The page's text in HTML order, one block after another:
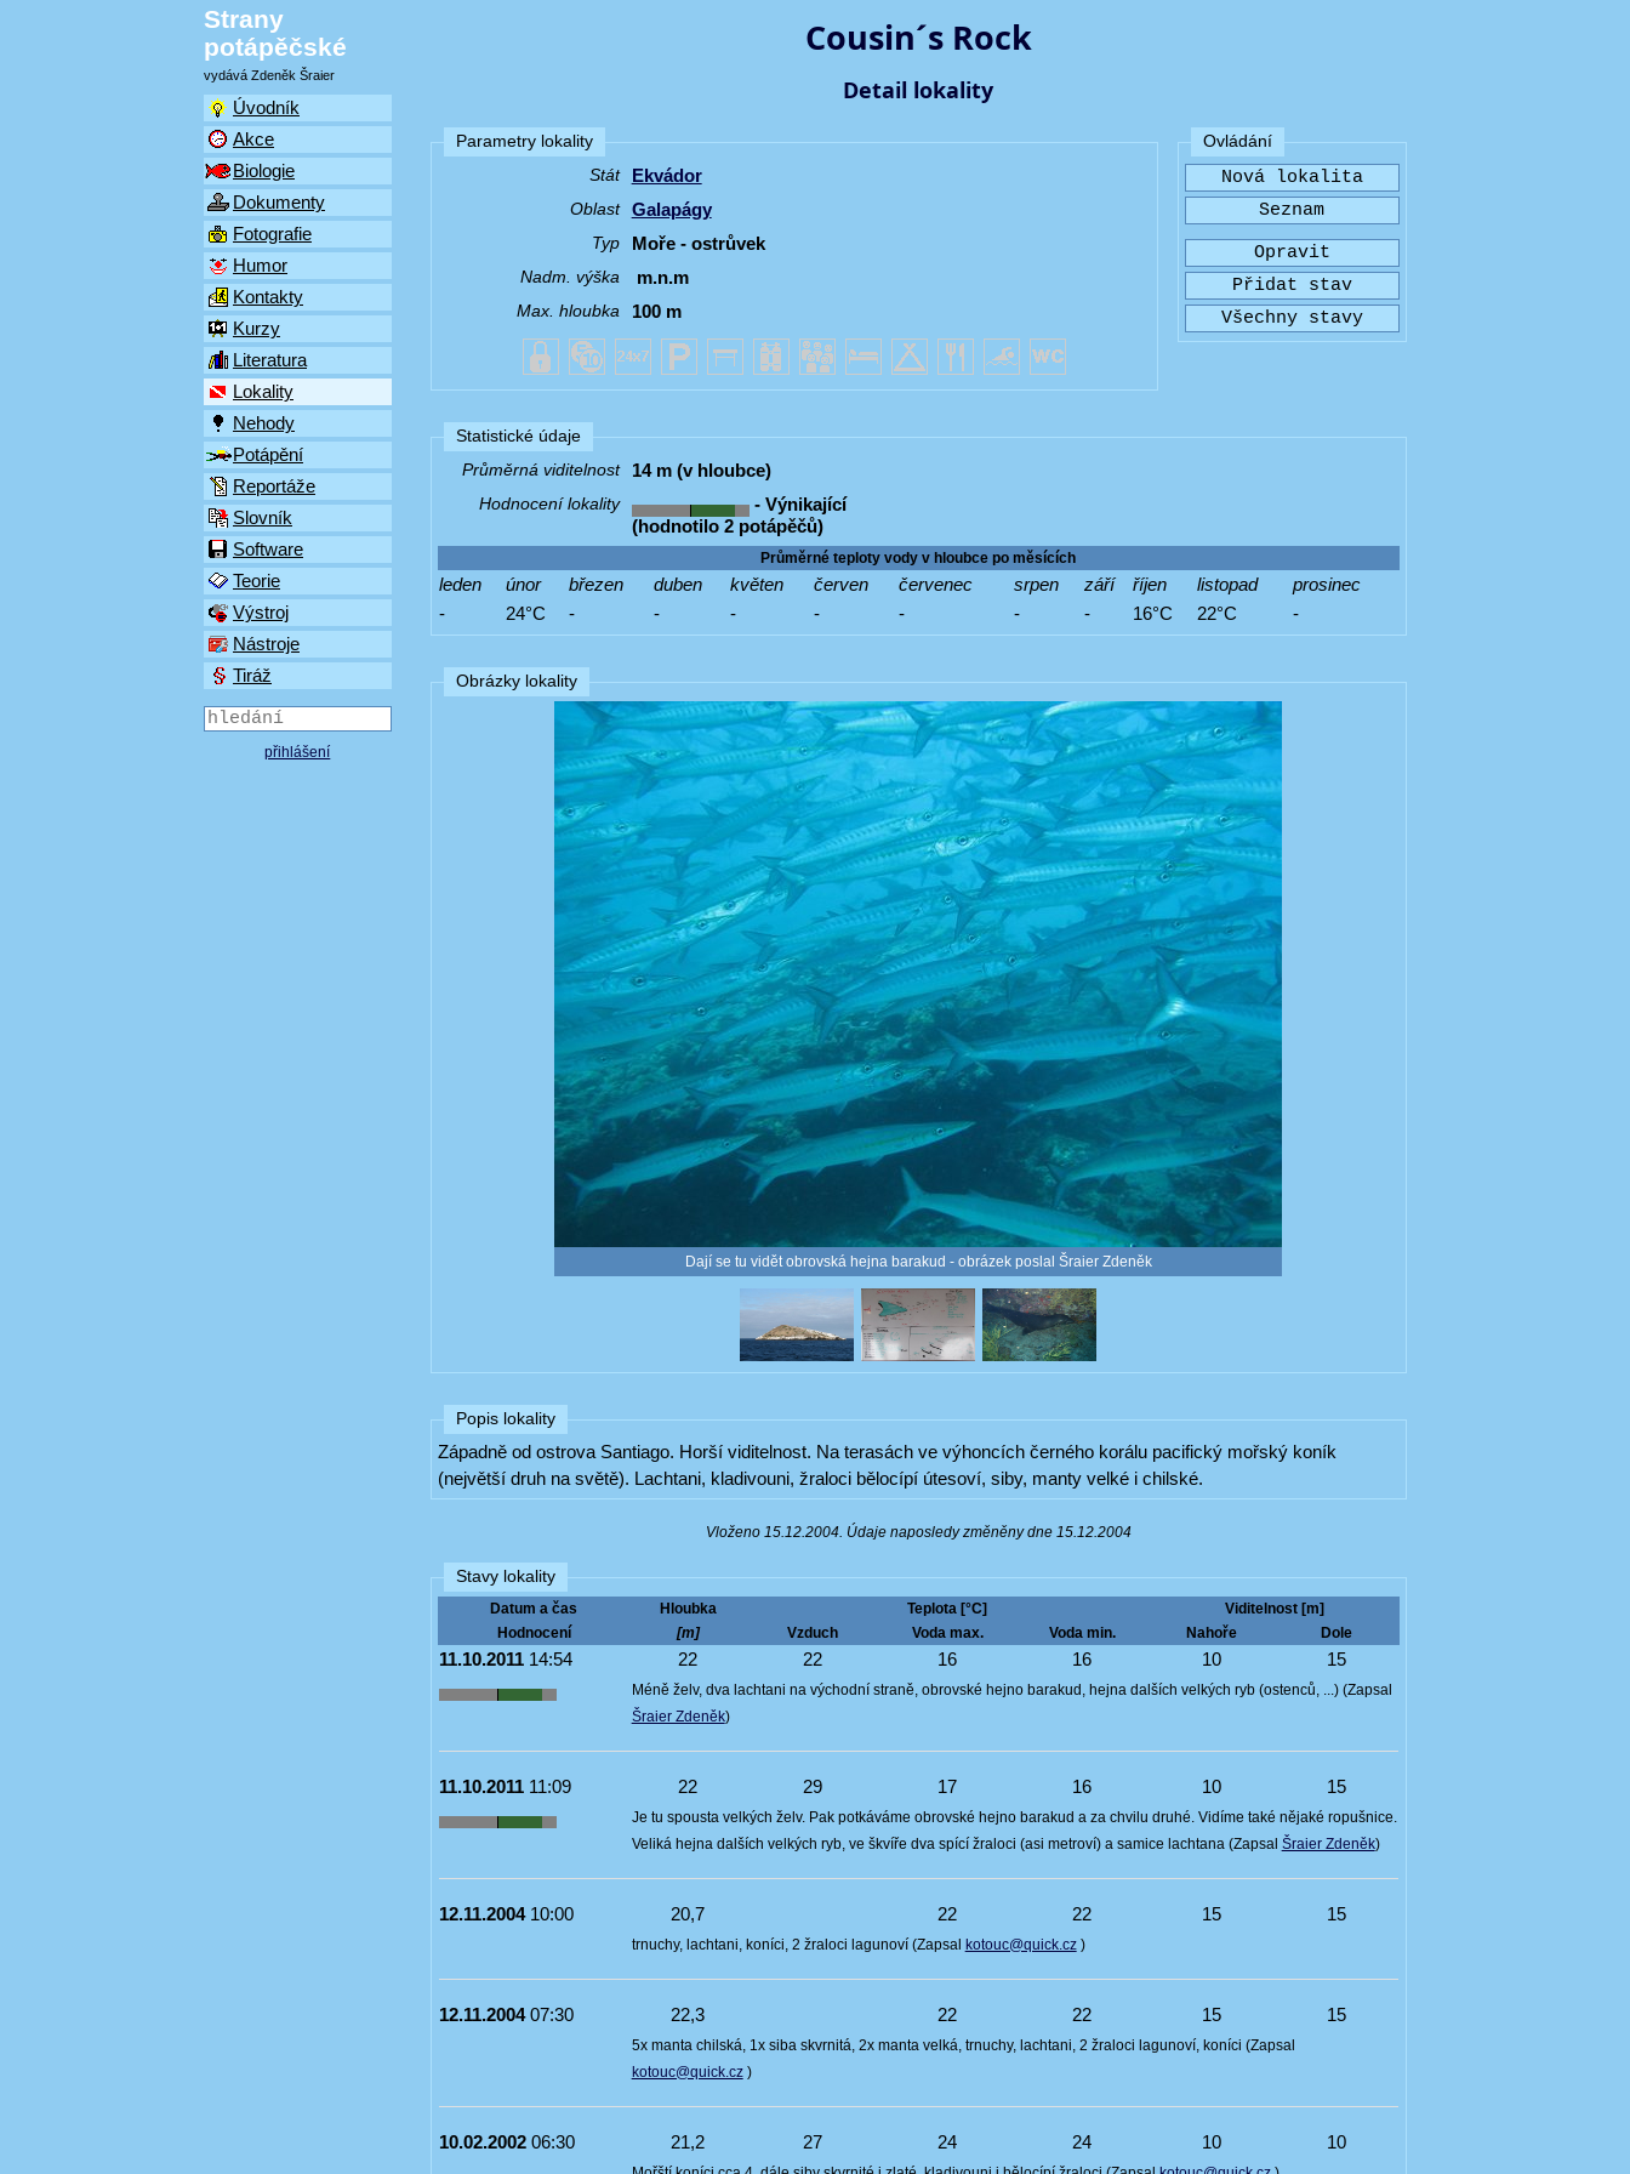
Strany
potápěčské
vydává Zdeněk Šraier
Úvodník
Akce
Biologie
Dokumenty
Fotografie
Humor
Kontakty
Kurzy
Literatura
Lokality
Nehody
Potápění
Reportáže
Slovník
Software
Teorie
Výstroj
Nástroje
Tiráž
přihlášení
Cousin´s Rock
Detail lokality
Ovládání
Parametry lokality
Stát
Ekvádor
Oblast Galapágy
Typ Moře - ostrůvek
Nadm. výška m.n.m
Max. hloubka 100 m
Statistické údaje
Průměrná viditelnost
14 m (v hloubce)
Hodnocení lokality
- Výnikající
(hodnotilo 2 potápěčů)
Průměrné teploty vody v hloubce po měsících
leden únor březen duben květen červen červenec srpen září říjen listopad
prosinec
-
24°C - - - - - - - 16°C 22°C -
Obrázky lokality
Dají se tu vidět obrovská hejna barakud - obrázek poslal Šraier Zdeněk
Popis lokality
Západně od ostrova Santiago. Horší viditelnost. Na terasách ve výhoncích černého korálu pacifický mořský koník
(největší druh na světě). Lachtani, kladivouni, žraloci bělocípí útesoví, siby, manty velké i chilské.
Vloženo 15.12.2004. Údaje naposledy změněny dne 15.12.2004
Stavy lokality
Datum a čas Hloubka Teplota [°C]
Viditelnost [m]
Hodnocení
[m] Vzduch Voda max. Voda min. Nahoře Dole
11.10.201114:54 22 22 16 16 10 15
Méně želv, dva lachtani na východní straně, obrovské hejno barakud, hejna dalších velkých ryb (ostenců, ...) (Zapsal
Šraier Zdeněk)
11.10.201111:09 22 29 17 16 10 15
Je tu spousta velkých želv. Pak potkáváme obrovské hejno barakud a za chvilu druhé. Vidíme také nějaké ropušnice.
Veliká hejna dalších velkých ryb, ve škvíře dva spící žraloci (asi metroví) a samice lachtana (Zapsal Šraier Zdeněk)
12.11.200410:00 20,7 22 22 15 15
trnuchy, lachtani, koníci, 2 žraloci lagunoví (Zapsal kotouc@quick.cz)
12.11.200407:30 22,3 22 22 15 15
5x manta chilská, 1x siba skvrnitá, 2x manta velká, trnuchy, lachtani, 2 žraloci lagunoví, koníci (Zapsal
kotouc@quick.cz)
10.02.200206:30 21,2 27 24 24 10 10